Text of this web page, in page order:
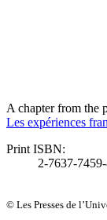
A chapter from the
Les expériences
Print ISBN:
2-7637-
© Les Presses de